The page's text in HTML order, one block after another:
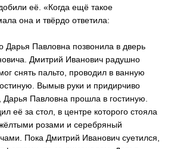
её. «Когда ещё такое
она и твёрдо ответила:
Дарья Павловна позвонила в дверь
Дмитрий Иванович радушно
снять пальто, проводил в ванную
Вымыв руки и придирчиво
Дарья Павловна прошла в гостиную.
её за стол, в центре которого стояла
розами и серебряный
Пока Дмитрий Иванович суетился,